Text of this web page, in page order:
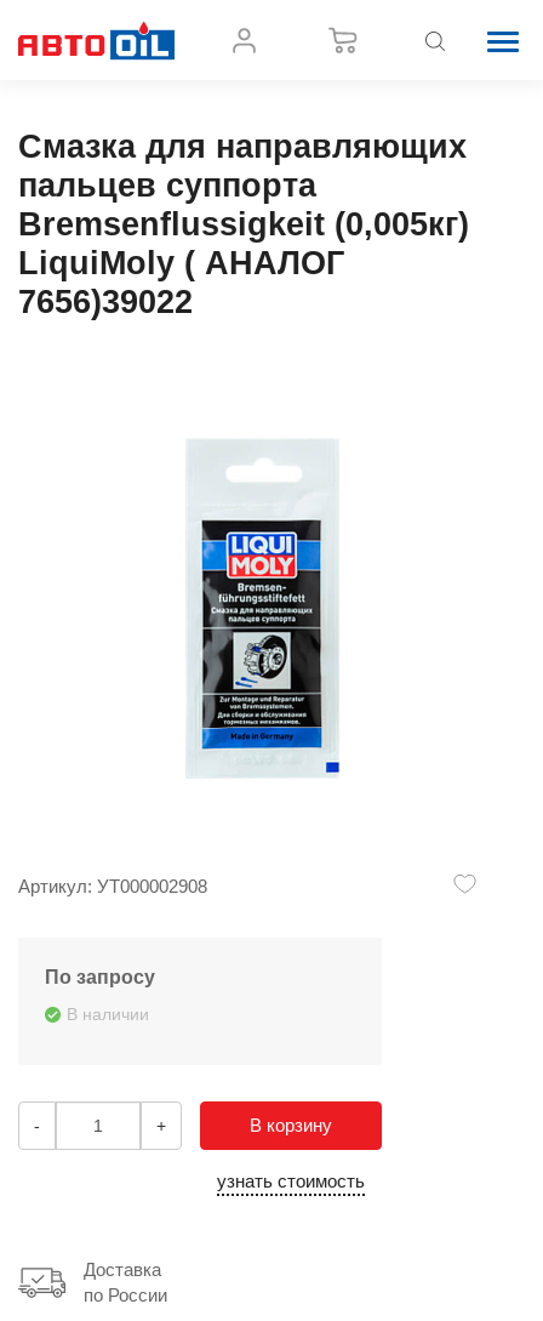
Смазка для направляющих
пальцев суппорта
Bremsenflussigkeit (0,005кг)
LiquiMoly ( АНАЛОГ
7656)39022
Артикул: УТ000002908
По запросу
В наличии
- + В корзину
узнать стоимость
Доставка
по России